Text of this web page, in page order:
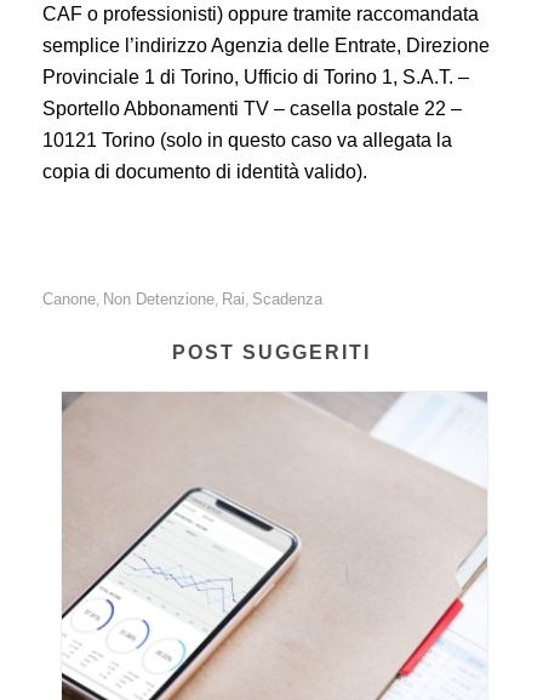
CAF o professionisti) oppure tramite raccomandata
semplice l’indirizzo Agenzia delle Entrate, Direzione
Provinciale 1 di Torino, Ufficio di Torino 1, S.A.T. –
Sportello Abbonamenti TV – casella postale 22 –
10121 Torino (solo in questo caso va allegata la
copia di documento di identità valido).
Canone, Non Detenzione, Rai, Scadenza
POST SUGGERITI